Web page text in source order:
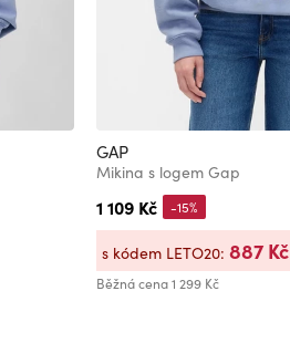
GAP
Mikina s logem Gap
1 109 Kč
Běžná cena1 299 Kč
-15%
s kódem LETO20: 887 Kč